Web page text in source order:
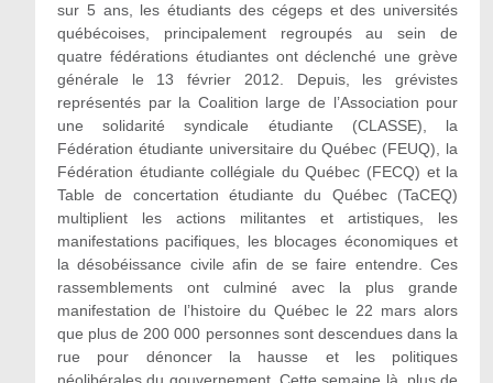
sur 5 ans, les étudiants des cégeps et des universités
québécoises, principalement regroupés au sein de
quatre fédérations étudiantes ont déclenché une grève
générale le 13 février 2012. Depuis, les grévistes
représentés par la Coalition large de l’Association pour
une solidarité syndicale étudiante (CLASSE), la
Fédération étudiante universitaire du Québec (FEUQ), la
Fédération étudiante collégiale du Québec (FECQ) et la
Table de concertation étudiante du Québec (TaCEQ)
multiplient les actions militantes et artistiques, les
manifestations pacifiques, les blocages économiques et
la désobéissance civile afin de se faire entendre. Ces
rassemblements ont culminé avec la plus grande
manifestation de l’histoire du Québec le 22 mars alors
que plus de 200 000 personnes sont descendues dans la
rue pour dénoncer la hausse et les politiques